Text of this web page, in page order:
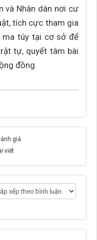
và Nhân dân nơi cư
tích cực tham gia
túy tại cơ sở để
tự, quyết tâm bài
đồng.
giá
viết